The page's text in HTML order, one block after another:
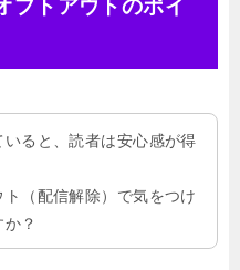
プトアウトのポイ
ると、読者は安心感が得
（配信解除）で気をつけ
？